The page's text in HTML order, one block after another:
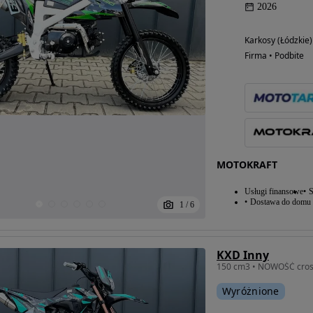
1 / 6
2026
Karkosy (Łódzkie)
Firma • Podbite
MOTOKRAFT
Usługi finansowe
Dostawa do domu
KXD Inny
Wyróżnione